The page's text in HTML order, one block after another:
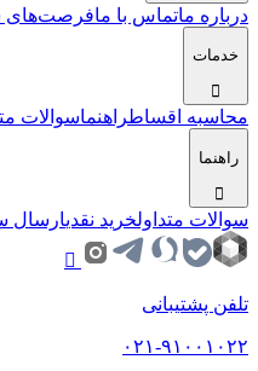
درباره ماتماس با مافرصت‌های
خدمات
محاسبه اقساطراهنماسوالات
راهنما
سوالات متداولخرید نقدیارسال
تلفن پشتیبانی
۰۲۱-۹۱۰۰۱۰۲۲